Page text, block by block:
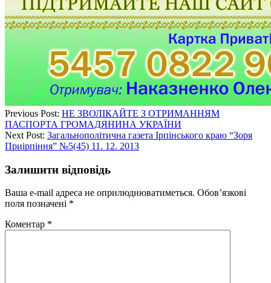
Previous Post: НЕ ЗВОЛІКАЙТЕ З ОТРИМАННЯМ
ПАСПОРТА ГРОМАДЯНИНА УКРАЇНИ
Next Post: Загальнополітична газета Ірпінського краю “Зоря
Приірпіння” №5(45) 11. 12. 2013
Залишити відповідь
Ваша e-mail адреса не оприлюднюватиметься. Обов’язкові
поля позначені *
Коментар *